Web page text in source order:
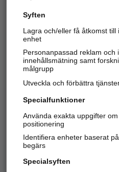
Hitta.se - Gratis
Sök företag, personer och
Hitta telefonnummer,
Kom
Syften
Lagra och/eller få åtkomst till
enhet
Personanpassad reklam och
innehållsmätning samt
målgrupp
Utveckla och förbättra
Specialfunktioner
Använda exakta uppgifter
positionering
Identifiera enheter baserat
begärs
Specialsyften